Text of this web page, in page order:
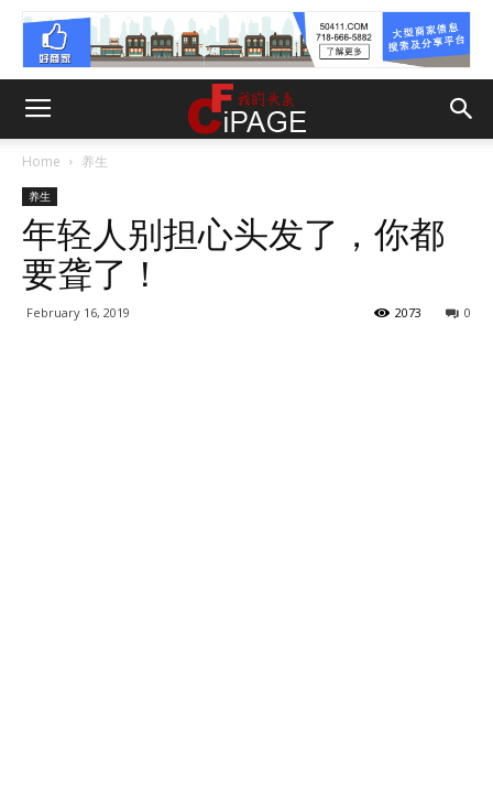
Home 养生
养生
年轻人别担心头发了，你都
要聋了！
February 16, 2019 0
2073